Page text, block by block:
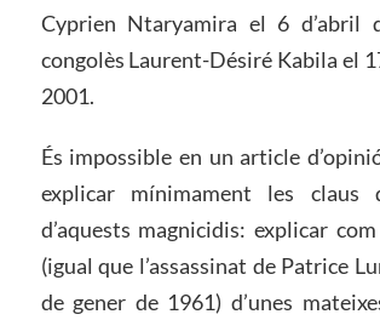
Cyprien Ntaryamira el 6 d’abril
congolès Laurent-Désiré Kabila el
2001.
És impossible en un article
explicar mínimament les claus
d’aquests magnicidis: explicar
(igual que l’assassinat de Patrice
de gener de 1961) d’unes